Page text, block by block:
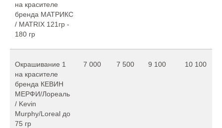
на красителе
бренда МАТРИКС
/ MATRIX 121гр -
180 гр
Окрашивание 1
на красителе
бренда КЕВИН
МЕРФИ/Лореаль
/ Kevin
Murphy/Loreal до
75 гр
7 000 7 500 9 100 10 100